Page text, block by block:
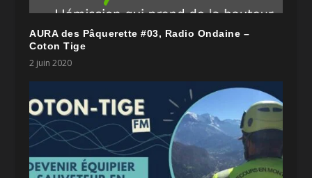
AURA des Pâquerette #03, Radio Ondaine –
Coton Tige
2 juin 2020